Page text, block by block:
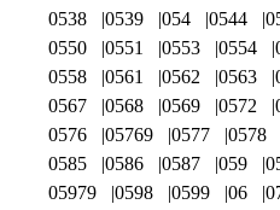
0538
0539 054 0544
0550
0551 0553 0554
0558
0561 0562 0563
0567
0568 0569 0572
0576
05769 0577 0578
0585
0586 0587 059
05979
0598 0599 06